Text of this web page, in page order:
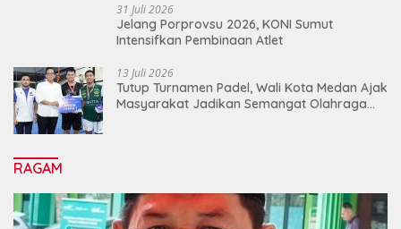
31 Juli 2026
Jelang Porprovsu 2026, KONI Sumut
Intensifkan Pembinaan Atlet
13 Juli 2026
Tutup Turnamen Padel, Wali Kota Medan Ajak
Masyarakat Jadikan Semangat Olahraga
RAGAM